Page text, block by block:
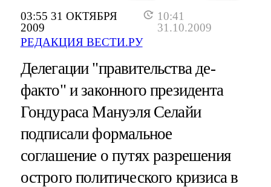
03:55 31 ОКТЯБРЯ
2009
10:41
31.10.2009
РЕДАКЦИЯ ВЕСТИ.РУ
Делегации "правительства де-
факто" и законного президента
Гондураса Мануэля Селайи
подписали формальное
соглашение о путях разрешения
острого политического кризиса в